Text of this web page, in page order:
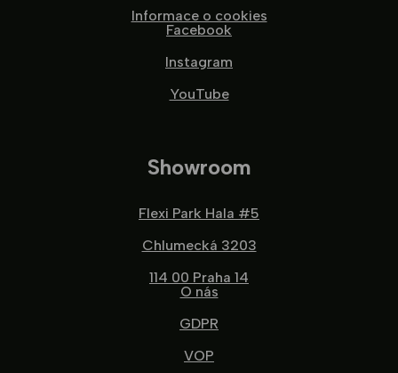
Informace o cookies
Facebook
Instagram
YouTube
Showroom
Flexi Park Hala #5
Chlumecká 3203
114 00 Praha 14
O nás
GDPR
VOP